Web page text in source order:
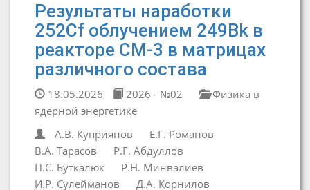
Результаты наработки
252Cf облучением 249Bk в
реакторе СМ-3 в матрицах
различного состава
18.05.2026 2026 - №02
Физика в
ядерной энергетике
А.В. Куприянов
Е.Г. Романов
В.А. Тарасов
Р.Г. Абдуллов
П.С. Буткалюк
Р.Н. Минвалиев
И.Р. Сулейманов
Д.А. Корнилов